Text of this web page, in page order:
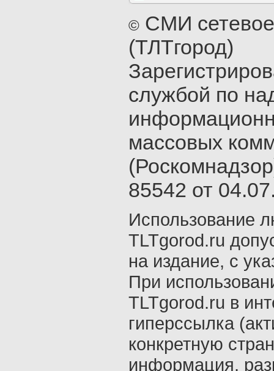
© СМИ
(ТЛТгород)
службой по
массовых
85542 от
Использование
TLTgorod.ru
на издание, с
При
TLTgorod.ru в
гиперссылка
конкретную
информация,